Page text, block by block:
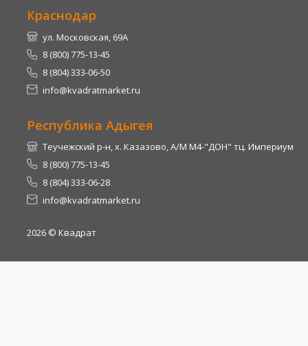
Краснодар
ул. Московская, 69А
8 (800) 775-13-45
8 (804) 333-06-50
info@kvadratmarket.ru
Республика Адыгея
Теучежский р-н, х. Казазово, А/М М4-"ДОН" тц. Империум
8 (800) 775-13-45
8 (804) 333-06-28
info@kvadratmarket.ru
2026 © Квадрат